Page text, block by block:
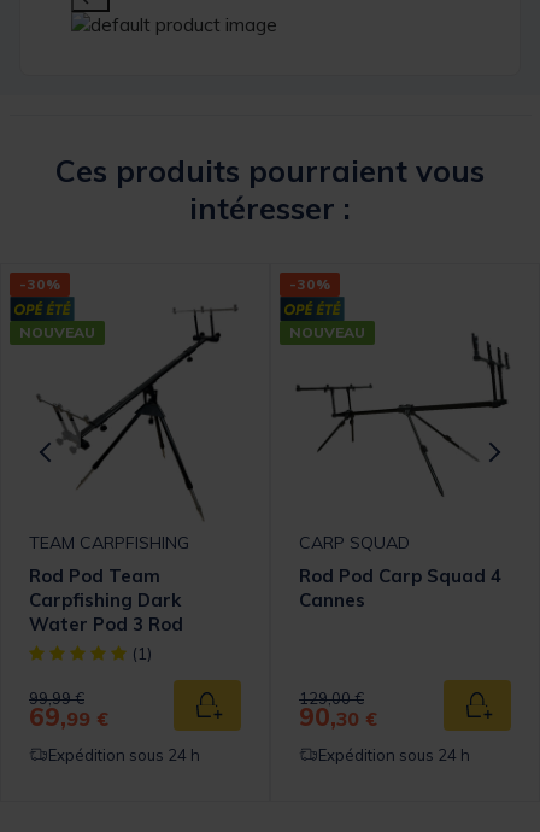
Ces produits pourraient vous
intéresser :
Rating
panier
-30%
NOUVEAU
TEAM CARPFISHING
Rod Pod Team
Carpfishing Dark
Water Pod 3 Rod
[object Object] out of 5 Customer Rating
(1)
Price reduced from
99,99 €to
69,99 € Ajouter au panier
Expédition sous 24 h
-30%
NOUVEAU
CARP SQUAD
Rod Pod Carp Squad 4
Cannes
Price reduced from
129,00 €to
90,30 €
Expédition sous 24 h